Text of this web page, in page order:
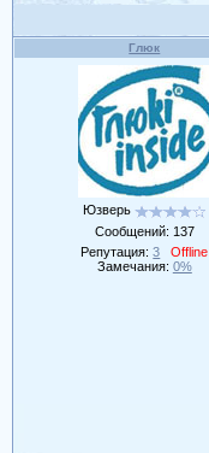
Глюк
Юзверь
Сообщений: 137
Репутация:3
Offline
Замечания: 0%